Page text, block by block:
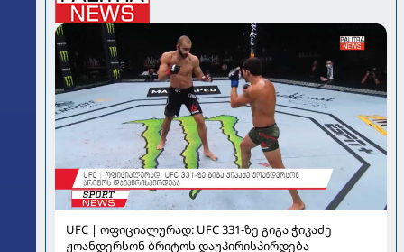
UFC | ოფიციალურად: UFC 331-ზე გიგა ჭიკაძე
ჟოანდერსონ ბრიტოს დაუპირისპირდება